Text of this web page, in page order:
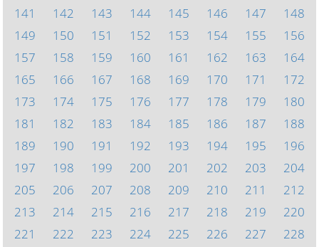
141
142 143 144 145 146 147
148
149
150 151 152 153 154 155
156
157
158 159 160 161 162 163
164
165
166 167 168 169 170 171
172
173
174 175 176 177 178 179
180
181
182 183 184 185 186 187
188
189
190 191 192 193 194 195
196
197
198 199 200 201 202 203
204
205
206 207 208 209 210 211
212
213
214 215 216 217 218 219
220
221
222 223 224 225 226 227
228